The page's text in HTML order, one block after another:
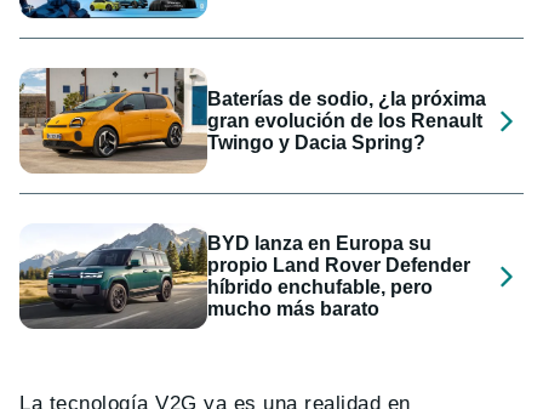
Baterías de sodio, ¿la próxima
gran evolución de los Renault
Twingo y Dacia Spring?
BYD lanza en Europa su
propio Land Rover Defender
híbrido enchufable, pero
mucho más barato
La tecnología V2G ya es una realidad en